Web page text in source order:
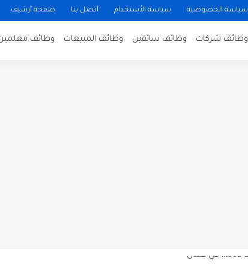
سياسة الخصوصية سياسة الأستخدام أتصل بنا صفحة أرشيف
وظائف شركات وظائف سائقين وظائف المبيعات وظائف